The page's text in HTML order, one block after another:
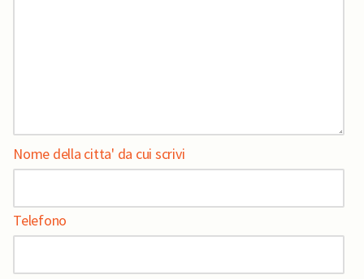
Nome della citta' da cui scrivi
Telefono